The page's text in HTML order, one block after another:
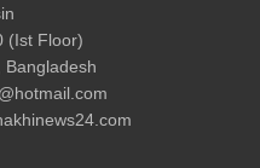
(Ist Floor)
Bangladesh